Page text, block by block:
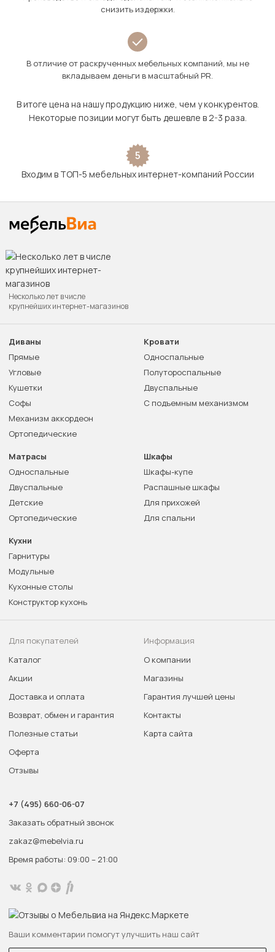
снизить издержки.
В отличие от раскрученных мебельных компаний, мы не
вкладываем деньги в масштабный PR.
В итоге цена на нашу продукцию ниже, чем у конкурентов.
Некоторые позиции могут быть дешевле в 2-3 раза.
5
Входим в ТОП-5 мебельных интернет-компаний России
Несколько лет в числе
крупнейших интернет-магазинов
Диваны
Прямые
Угловые
Кушетки
Софы
Механизм аккордеон
Ортопедические
Кровати
Односпальные
Полутороспальные
Двуспальные
С подъемным механизмом
Матрасы
Односпальные
Двуспальные
Детские
Ортопедические
Шкафы
Шкафы-купе
Распашные шкафы
Для прихожей
Для спальни
Кухни
Гарнитуры
Модульные
Кухонные столы
Конструктор кухонь
Для покупателей
Каталог
Акции
Доставка и оплата
Возврат, обмен и гарантия
Полезные статьи
Оферта
Отзывы
Информация
О компании
Магазины
Гарантия лучшей цены
Контакты
Карта сайта
+7 (495) 660-06-07
Заказать обратный звонок
zakaz@mebelvia.ru
Время работы: 09:00 – 21:00
Ваши комментарии помогут улучшить наш сайт